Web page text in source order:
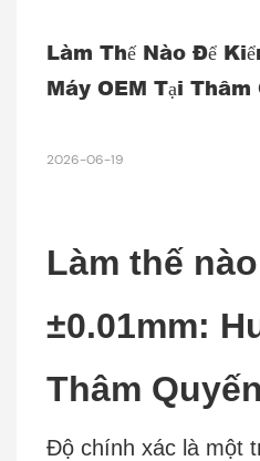
Làm Thế Nào Để
Máy OEM Tại
2026-06-19
Làm thế
±0.01mm:
Thâm
Độ chính xác là một